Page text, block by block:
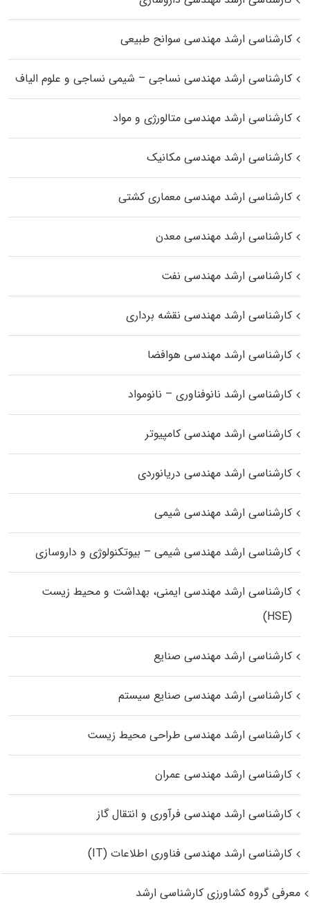
کارشناسی ارشد مهندسی سوانح طبیعی
کارشناسی ارشد مهندسی نساجی – شیمی نساجی و علوم الیاف
کارشناسی ارشد مهندسی متالورژی و مواد
کارشناسی ارشد مهندسی مکانیک
کارشناسی ارشد مهندسی معماری کشتی
کارشناسی ارشد مهندسی معدن
کارشناسی ارشد مهندسی نفت
کارشناسی ارشد مهندسی نقشه برداری
کارشناسی ارشد مهندسی هوافضا
کارشناسی ارشد نانوفناوری – نانومواد
کارشناسی ارشد مهندسی کامپیوتر
کارشناسی ارشد مهندسی دریانوردی
کارشناسی ارشد مهندسی شیمی
کارشناسی ارشد مهندسی شیمی – بیوتکنولوژی و داروسازی
کارشناسی ارشد مهندسی ایمنی، بهداشت و محیط زیست
(HSE)
کارشناسی ارشد مهندسی صنایع
کارشناسی ارشد مهندسی صنایع سیستم
کارشناسی ارشد مهندسی طراحی محیط زیست
کارشناسی ارشد مهندسی عمران
کارشناسی ارشد مهندسی فرآوری و انتقال گاز
کارشناسی ارشد مهندسی فناوری اطلاعات (IT)
معرفی گروه کشاورزی کارشناسی ارشد